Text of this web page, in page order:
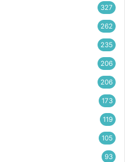
327
262
235
206
206
173
119
105
93